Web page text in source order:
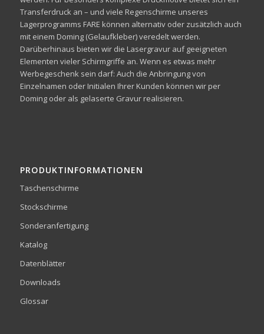
Transferdruck an – und viele Regenschirme unseres
Lagerprogramms FARE können alternativ oder zusätzlich auch
mit einem Doming (Gelaufkleber) veredelt werden.
Darüberhinaus bieten wir die Lasergravur auf geeigneten
Elementen vieler Schirmgriffe an. Wenn es etwas mehr
Werbegeschenk sein darf: Auch die Anbringung von
Einzelnamen oder Initialen Ihrer Kunden können wir per
Doming oder als gelaserte Gravur realisieren.
PRODUKTINFORMATIONEN
Taschenschirme
Stockschirme
Sonderanfertigung
Katalog
Datenblätter
Downloads
Glossar